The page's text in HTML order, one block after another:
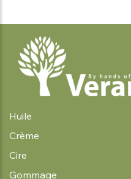
Huile
Crème
Cire
Gommage